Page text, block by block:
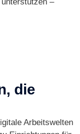
die
Arbeitswelten